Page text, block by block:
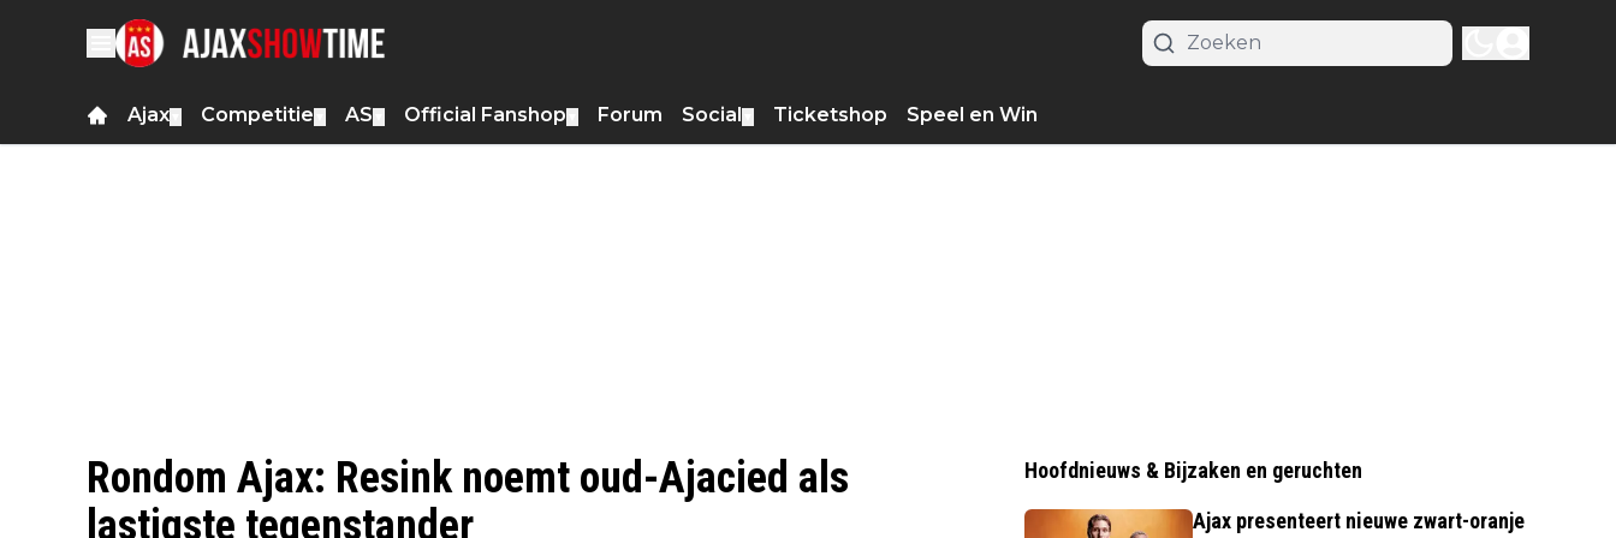
Ajax Competitie AS Official Fanshop Forum Social Ticketshop Speel en Win
Rondom Ajax: Resink noemt oud-Ajacied als
lastigste tegenstander
Hoofdnieuws & Bijzaken en geruchten
Ajax presenteert nieuwe zwart-oranje